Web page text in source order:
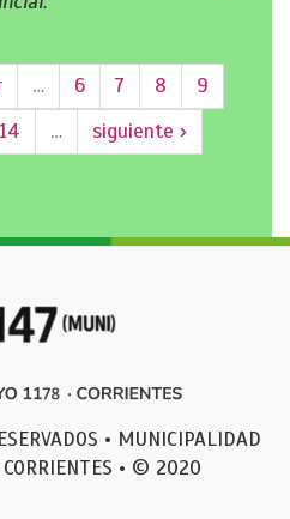
… 6 7 8
9
14 …
siguiente ›
• MUNICIPALIDAD
• © 2020